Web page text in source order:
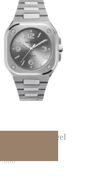
36 mm Grey Steel
S-GR-ST/SST